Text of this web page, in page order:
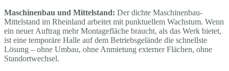
Maschinenbau und Mittelstand: Der dichte Maschinenbau-
Mittelstand im Rheinland arbeitet mit punktuellem Wachstum. Wenn
ein neuer Auftrag mehr Montagefläche braucht, als das Werk bietet,
ist eine temporäre Halle auf dem Betriebsgelände die schnellste
Lösung – ohne Umbau, ohne Anmietung externer Flächen, ohne
Standortwechsel.